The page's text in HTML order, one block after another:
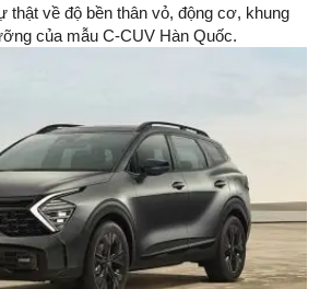
thật về độ bền thân vỏ, động cơ, khung
của mẫu C-CUV Hàn Quốc.